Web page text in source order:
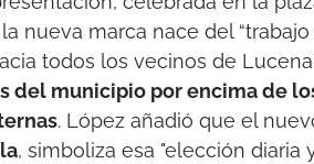
nueva marca nace del
todos los vecinos de
del municipio por encima de
. López añadió que el
, simboliza esa "elección diaria